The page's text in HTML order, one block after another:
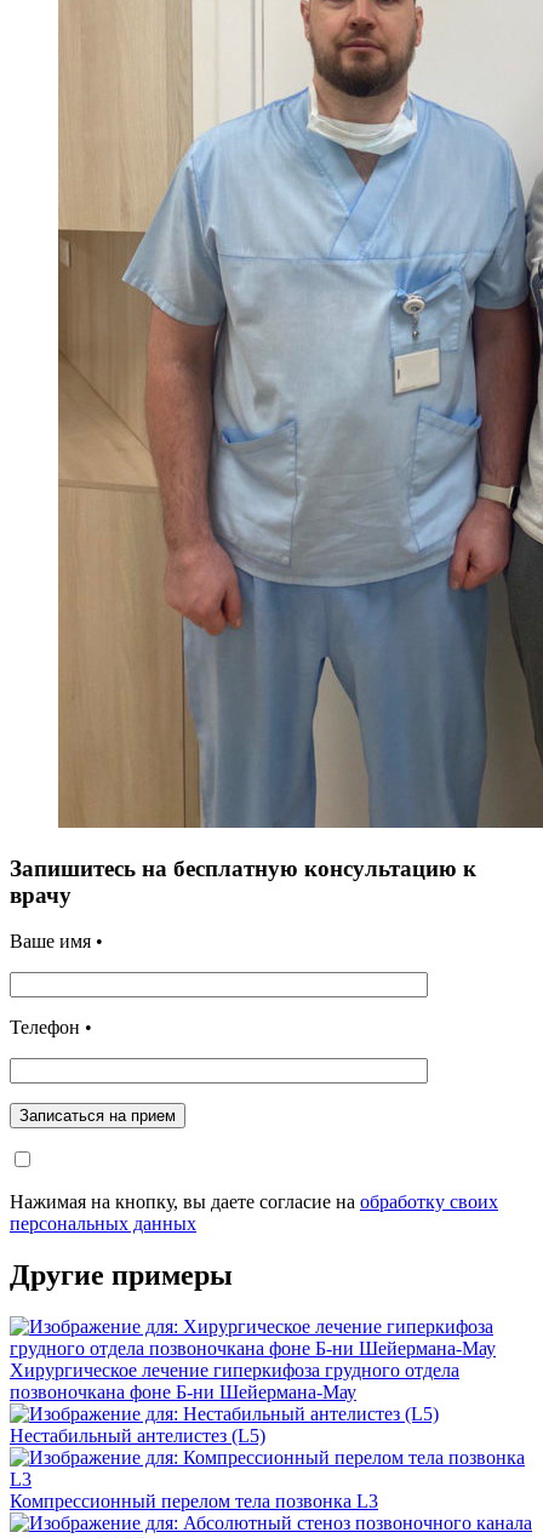
Запишитесь на бесплатную консультацию к
врачу
Ваше имя •
Телефон •
Записаться на прием
Нажимая на кнопку, вы даете согласие на обработку своих
персональных данных
Другие примеры
Хирургическое лечение гиперкифоза грудного отдела
позвоночкана фоне Б-ни Шейермана-Мау
Нестабильный антелистез (L5)
Компрессионный перелом тела позвонка L3